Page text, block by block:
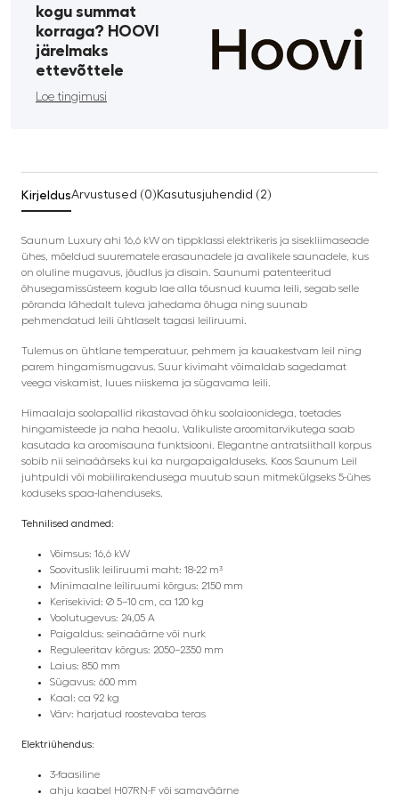
kogu summat
korraga? HOOVI
järelmaks
ettevõttele
Loe tingimusi
KirjeldusArvustused (0) Kasutusjuhendid (2)
Saunum Luxury ahi 16,6 kW on tippklassi elektrikeris ja sisekliimaseade
ühes, mõeldud suurematele erasaunadele ja avalikele saunadele, kus
on oluline mugavus, jõudlus ja disain. Saunumi patenteeritud
õhusegamissüsteem kogub lae alla tõusnud kuuma leili, segab selle
põranda lähedalt tuleva jahedama õhuga ning suunab
pehmendatud leili ühtlaselt tagasi leiliruumi.
Tulemus on ühtlane temperatuur, pehmem ja kauakestvam leil ning
parem hingamismugavus. Suur kivimaht võimaldab sagedamat
veega viskamist, luues niiskema ja sügavama leili.
Himaalaja soolapallid rikastavad õhku soolaioonidega, toetades
hingamisteede ja naha heaolu. Valikuliste aroomitarvikutega saab
kasutada ka aroomisauna funktsiooni. Elegantne antratsiithall korpus
sobib nii seinaäärseks kui ka nurgapaigalduseks. Koos Saunum Leil
juhtpuldi või mobiilirakendusega muutub saun mitmekülgseks 5-ühes
koduseks spaa-lahenduseks.
Tehnilised andmed:
Võimsus: 16,6 kW
Soovituslik leiliruumi maht: 18-22 m³
Minimaalne leiliruumi kõrgus: 2150 mm
Kerisekivid: Ø 5–10 cm, ca 120 kg
Voolutugevus: 24,05 A
Paigaldus: seinaäärne või nurk
Reguleeritav kõrgus: 2050–2350 mm
Laius: 850 mm
Sügavus: 600 mm
Kaal: ca 92 kg
Värv: harjatud roostevaba teras
Elektriühendus:
3-faasiline
ahju kaabel H07RN-F või samaväärne